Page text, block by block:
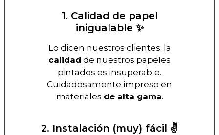
1. Calidad de papel
inigualable ✨
Lo dicen nuestros clientes: la
calidad de nuestros papeles
pintados es insuperable.
Cuidadosamente impreso en
materiales de alta gama.
2. Instalación (muy) fácil ✌️